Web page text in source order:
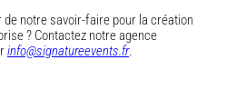
notre savoir-faire pour la création
? Contactez notre agence
info@signatureevents.fr.